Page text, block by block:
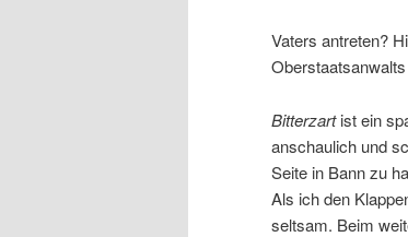
Vaters antreten?
Bitterzartist ein
anschaulich und
Seite in Bann zu
Als ich den
seltsam. Beim